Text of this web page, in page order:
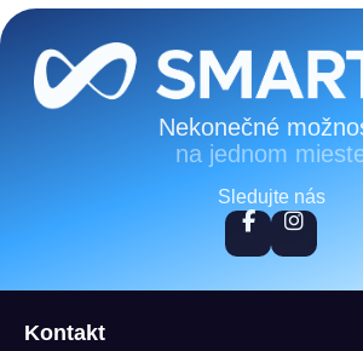
Zápätie
Nekonečné
na jednom
Sledujte nás
Kontakt